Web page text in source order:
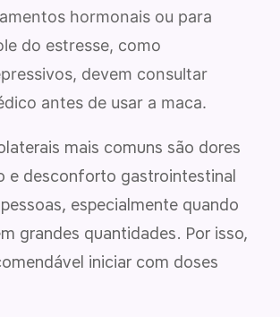
hormonais ou para
do estresse, como
devem consultar
antes de usar a maca.
mais comuns são dores
e desconforto gastrointestinal
especialmente quando
grandes quantidades. Por isso,
iniciar com doses